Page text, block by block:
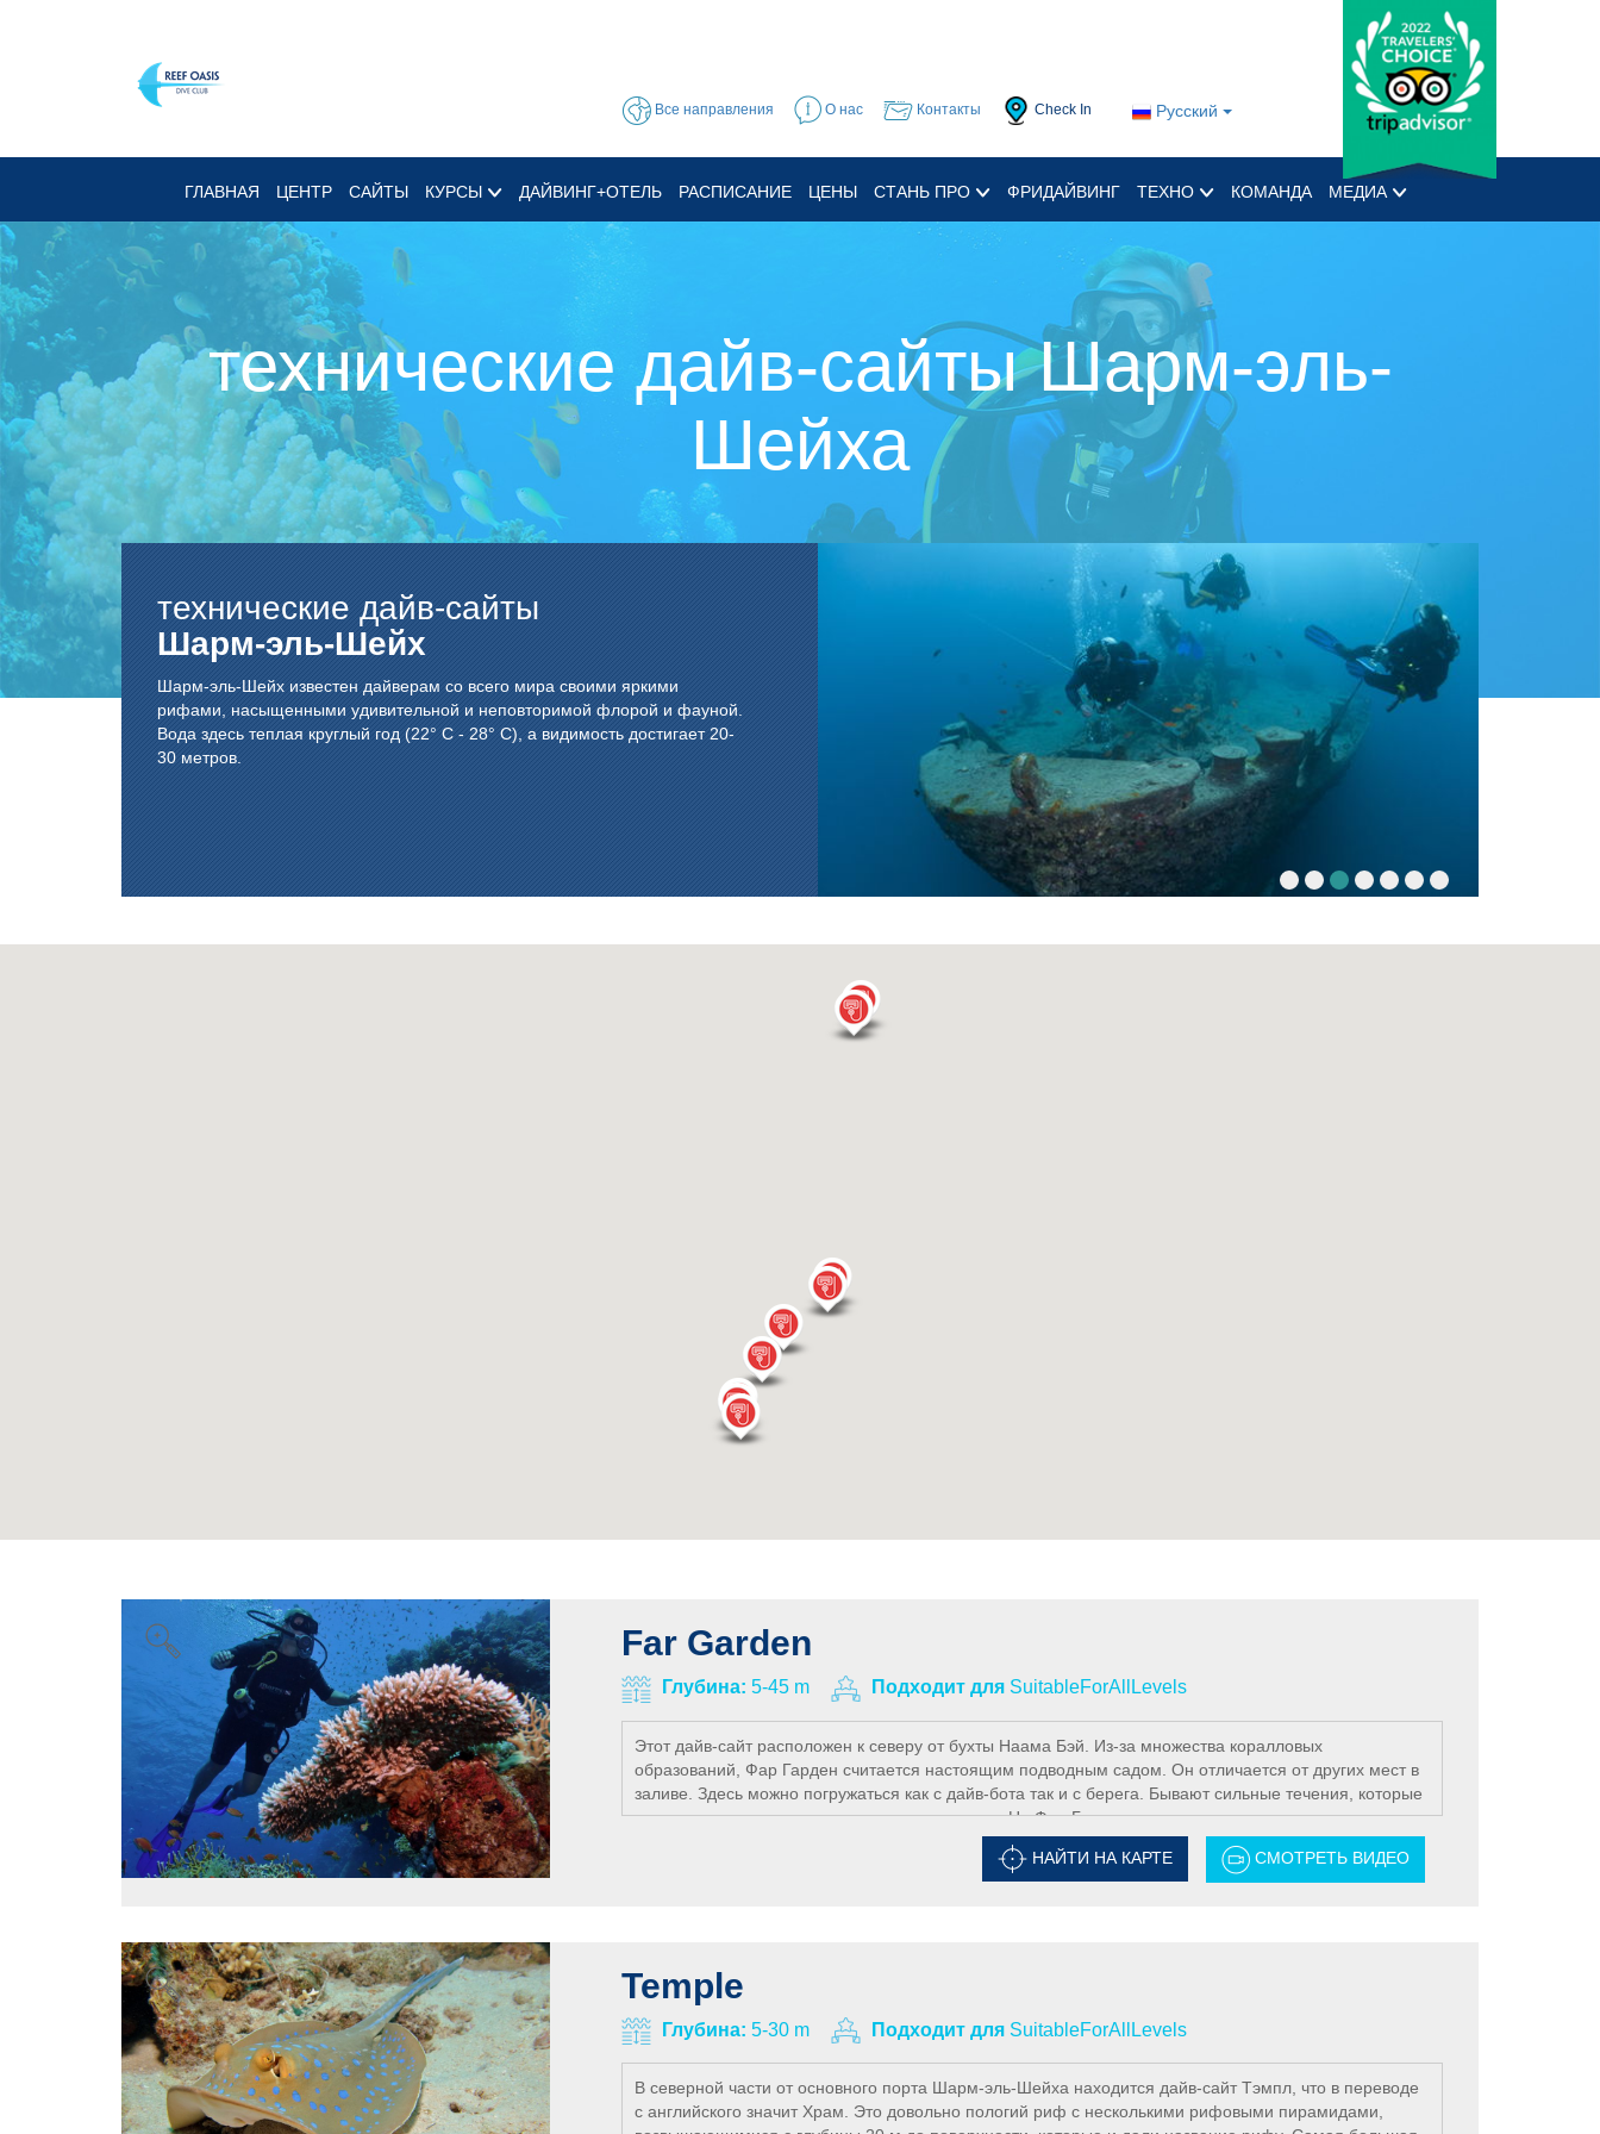
Русский
Все направления О нас Контакты Check In
ГЛАВНАЯ ЦЕНТР САЙТЫ КУРСЫ ДАЙВИНГ+ОТЕЛЬ РАСПИСАНИЕ ЦЕНЫ СТАНЬ ПРО ФРИДАЙВИНГ ТЕХНО КОМАНДА МЕДИА
технические дайв-сайты Шарм-эль-
Шейха
технические дайв-сайты
Шарм-эль-Шейх
Шарм-эль-Шейх известен дайверам со всего мира своими яркими
рифами, насыщенными удивительной и неповторимой флорой и фауной.
Вода здесь теплая круглый год (22° С - 28° С), а видимость достигает 20-
30 метров.
Far Garden
Глубина: 5-45 m Подходит для SuitableForAllLevels
Этот дайв-сайт расположен к северу от бухты Наама Бэй. Из-за множества коралловых
образований, Фар Гарден считается настоящим подводным садом. Он отличается от других мест в
заливе. Здесь можно погружаться как с дайв-бота так и с берега. Бывают сильные течения, которые
надо учитывать при планировании маршрутов. На Фар Гардене целая серия огромных коралловых
пирамид, расположенных между береговым рифом и обрывом, который начинается на глубине
примерно 15 метров и постепенно становится круче в восточной направлении. В этом месте
встречаются крылатки, цезии, рыба скорпион, рыба наполеон, скаты, а в пещерке на небольшой
СМОТРЕТЬ ВИДЕО
НАЙТИ НА КАРТЕ
Temple
Глубина: 5-30 m Подходит для SuitableForAllLevels
В северной части от основного порта Шарм-эль-Шейха находится дайв-сайт Тэмпл, что в переводе
с английского значит Храм. Это довольно пологий риф с несколькими рифовыми пирамидами,